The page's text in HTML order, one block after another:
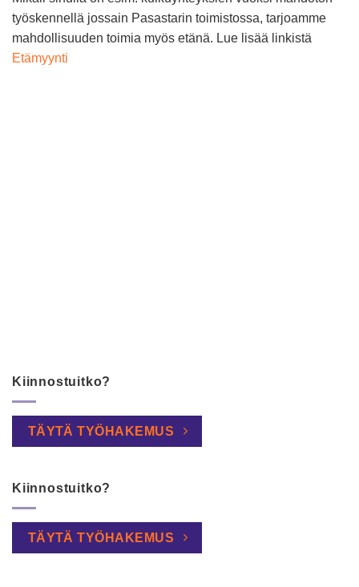
työskennellä jossain Pasastarin toimistossa, tarjoamme
mahdollisuuden toimia myös etänä. Lue lisää linkistä
Etämyynti
Kiinnostuitko?
TÄYTÄ TYÖHAKEMUS
Kiinnostuitko?
TÄYTÄ TYÖHAKEMUS